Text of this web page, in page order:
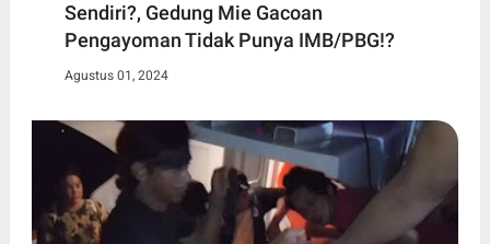
Sendiri?, Gedung Mie Gacoan
Pengayoman Tidak Punya IMB/PBG!?
Agustus 01, 2024